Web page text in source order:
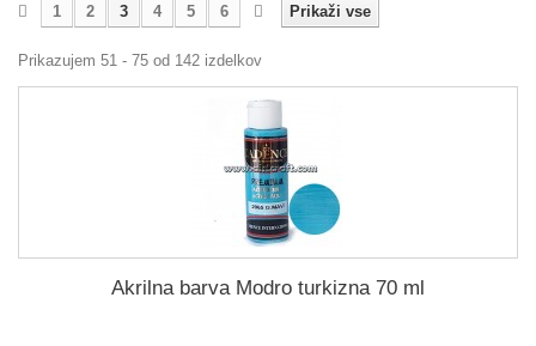
Prikaži vse
1 2 3 4 5 6
Prikazujem 51 - 75 od 142 izdelkov
Akrilna barva Modro turkizna 70 ml